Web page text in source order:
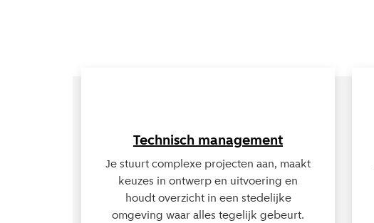
Technisch management
Je stuurt complexe projecten aan, maakt
keuzes in ontwerp en uitvoering en
houdt overzicht in een stedelijke
omgeving waar alles tegelijk gebeurt.